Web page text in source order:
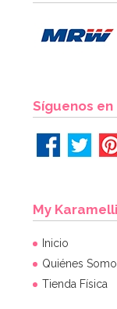
Síguenos en
My Karamelli
Inicio
Quiénes
Tienda Física